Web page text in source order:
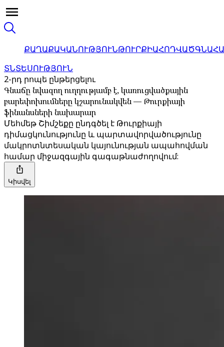
ՔԱՂԱՔԱԿԱՆՈՒԹՅՈՒՆԹՈՒՐՔԻԱՀՈԴՎԱԾ
ՏՆՏԵՍՈՒԹՅՈՒՆ
2-րդ րոպե ընթերցելու
Գնաճը նվազող ուղղությամբ է, կառուցվածքային
բարեփոխումները կշարունակվեն — Թուրքիայի
ֆինանսների նախարար
Մեհմեթ Շիմշեքը ընդգծել է Թուրքիայի
դիմացկունությունը և պարտավորվածությունը
մակրոտնտեսական կայունության ապահովման
համար միջազգային գագաթնաժողովում:
Կիսվել